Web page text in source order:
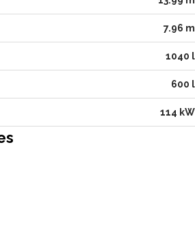
7.96 m
1040 l
600 l
114 kW